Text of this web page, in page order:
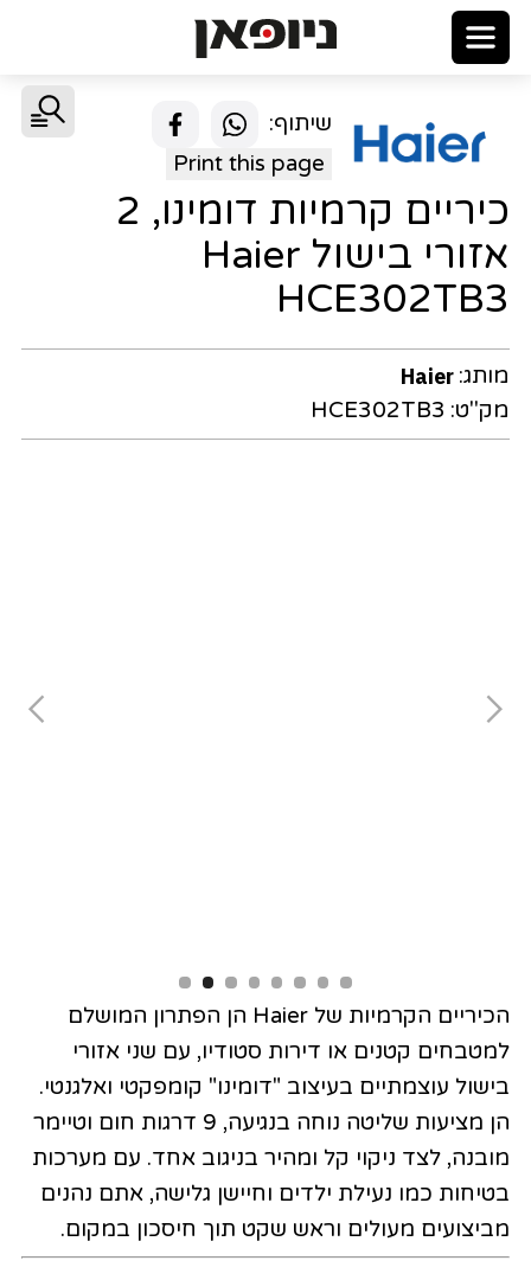
שיתוף:
Print this page
כיריים קרמיות דומינו, 2
אזורי בישול Haier
HCE302TB3
מותג: Haier
מק"ט: HCE302TB3
הכיריים הקרמיות של Haier הן הפתרון המושלם
למטבחים קטנים או דירות סטודיו, עם שני אזורי
בישול עוצמתיים בעיצוב "דומינו" קומפקטי ואלגנטי.
הן מציעות שליטה נוחה בנגיעה, 9 דרגות חום וטיימר
מובנה, לצד ניקוי קל ומהיר בניגוב אחד. עם מערכות
בטיחות כמו נעילת ילדים וחיישן גלישה, אתם נהנים
מביצועים מעולים וראש שקט תוך חיסכון במקום.